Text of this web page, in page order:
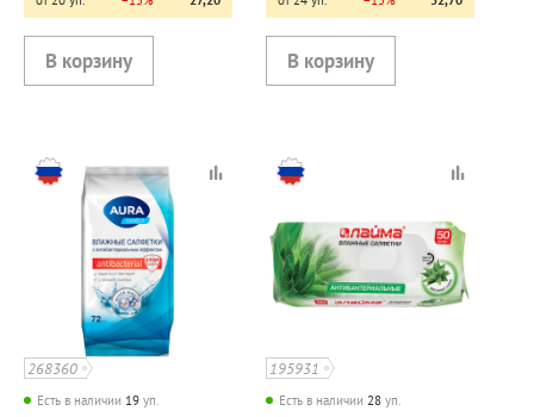
268360
Есть в наличии 19 уп.
195931
Есть в наличии 28 уп.